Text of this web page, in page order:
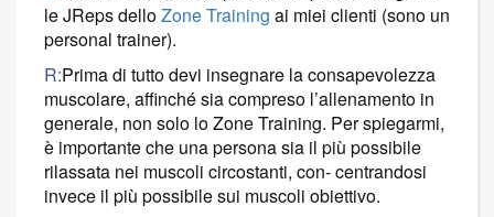
le JReps delloZone Training ai miei clienti (sono un
personal trainer).
R:Prima di tutto devi insegnare la consapevolezza
muscolare, affinché sia compreso l’allenamento in
generale, non solo lo Zone Training. Per spiegarmi,
è importante che una personasia il più possibile
rilassata nei muscoli circostanti, con- centrandosi
invece il più possibile sui muscoli obiettivo.